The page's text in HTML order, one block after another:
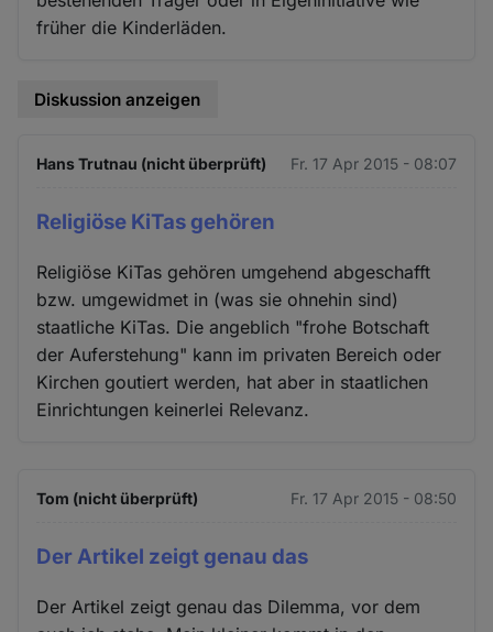
früher die Kinderläden.
Diskussion anzeigen
Hans Trutnau (nicht überprüft) Fr. 17 Apr 2015 - 08:07
Religiöse KiTas gehören
Religiöse KiTas gehören umgehend abgeschafft
bzw. umgewidmet in (was sie ohnehin sind)
staatliche KiTas. Die angeblich "frohe Botschaft
der Auferstehung" kann im privaten Bereich oder
Kirchen goutiert werden, hat aber in staatlichen
Einrichtungen keinerlei Relevanz.
Tom (nicht überprüft) Fr. 17 Apr 2015 - 08:50
Der Artikel zeigt genau das
Der Artikel zeigt genau das Dilemma, vor dem